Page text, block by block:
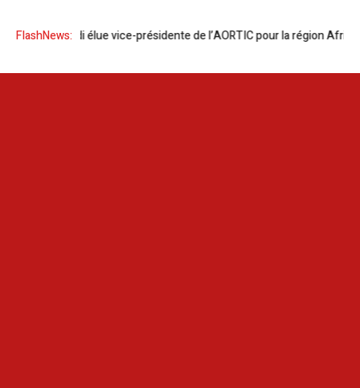
FlashNews:
Hamdi élue vice-présidente de l’AORTIC pour la région Afrique du